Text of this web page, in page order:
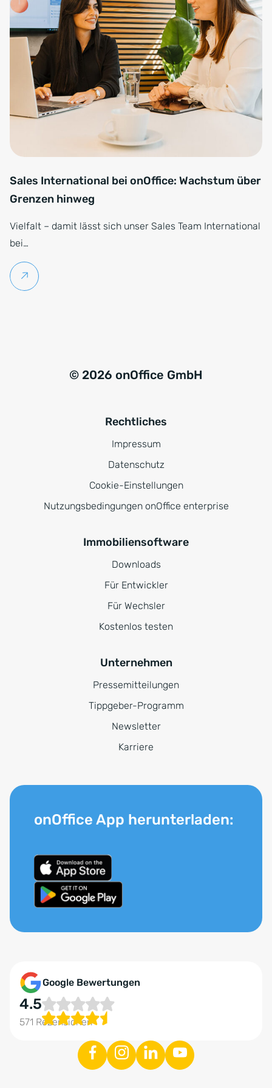
Sales International bei onOffice: Wachstum über
Grenzen hinweg
Vielfalt – damit lässt sich unser Sales Team International
bei…
Weiterlesen
© 2026 onOffice GmbH
Rechtliches
Impressum
Datenschutz
Cookie-Einstellungen
Nutzungsbedingungen onOffice enterprise
Immobiliensoftware
Downloads
Für Entwickler
Für Wechsler
Kostenlos testen
Unternehmen
Pressemitteilungen
Tippgeber-Programm
Newsletter
Karriere
Google Bewertungen
4.5
571 Rezensionen
onOffice App herunterladen: